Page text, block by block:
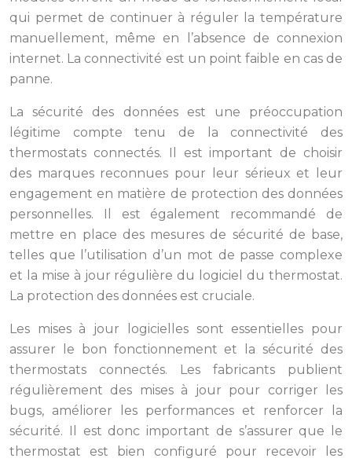
qui permet de continuer à réguler la température
manuellement, même en l’absence de connexion
internet. La connectivité est un point faible en cas de
panne.
La sécurité des données est une préoccupation
légitime compte tenu de la connectivité des
thermostats connectés. Il est important de choisir
des marques reconnues pour leur sérieux et leur
engagement en matière de protection des données
personnelles. Il est également recommandé de
mettre en place des mesures de sécurité de base,
telles que l’utilisation d’un mot de passe complexe
et la mise à jour régulière du logiciel du thermostat.
La protection des données est cruciale.
Les mises à jour logicielles sont essentielles pour
assurer le bon fonctionnement et la sécurité des
thermostats connectés. Les fabricants publient
régulièrement des mises à jour pour corriger les
bugs, améliorer les performances et renforcer la
sécurité. Il est donc important de s’assurer que le
thermostat est bien configuré pour recevoir les